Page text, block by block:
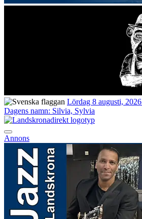
Lördag 8 augusti, 2026
Dagens namn: Silvia, Sylvia
Annons